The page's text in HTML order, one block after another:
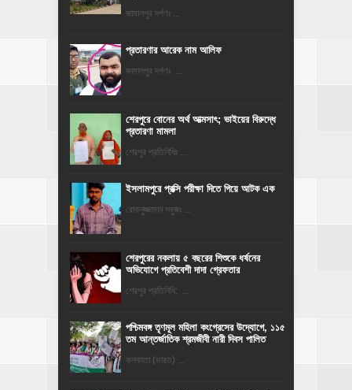
জামালপুর দর্পণঃ ...
প্রতারণার আরেক নাম আলিফ
জামালপুর দর্পণঃ ...
শেরপুরে বোনের অর্থ আত্মসাৎ; ভাইয়ের বিরুদ্ধে
প্রতারণা মামলা
শেরপুর প্রতিনিধিঃ ...
ইসলামপুরে প্রক্সি পরীক্ষা দিতে গিয়ে আটক এক
রোকনুজ্জামান সবুজঃ ...
শেরপুরের নকলায় ৫ বছরের শিশুকে ধর্ষনের
অভিযোগে প্রতিবেশী দাদা গ্রেফতার
শেরপুর প্রতিনিধি: ...
পশ্চিমবঙ্গ তৃণমূল মহিলা কংগ্রেসের উদ্যোগে, ১১৫
তম আন্তর্জাতিক শ্রমজীবী নারী দিবস পালিত
কলকাতা (ভারত) ...